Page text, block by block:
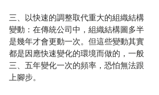
三、以快速的調整取代重大的組織結構
變動：在傳統公司中，組織結構圖多半
是幾年才會更動一次。但這些變動其實
都是因應快速變化的環境而做的，一般
三、五年變化一次的頻率，恐怕無法跟
上腳步。